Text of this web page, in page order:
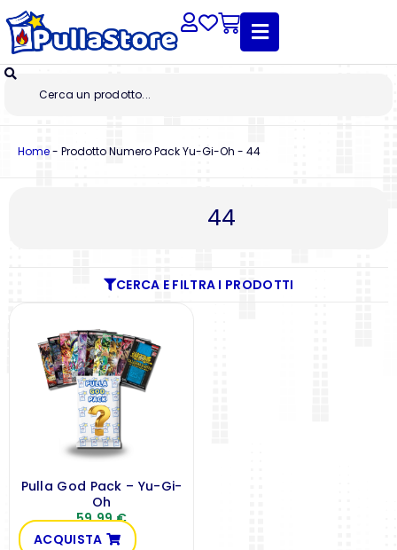
Home- Prodotto Numero Pack Yu-Gi-Oh - 44
44
CERCA E FILTRA I PRODOTTI
Pulla God Pack – Yu-Gi-
Oh
59,99€
ACQUISTA